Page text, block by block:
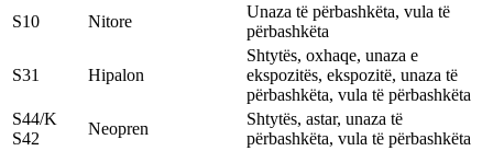
S10
Nitore
Unaza të përbashkëta, vula të
përbashkëta
S31 Hipalon
Shtytës, oxhaqe, unaza e
ekspozitës, ekspozitë, unaza të
përbashkëta, vula të përbashkëta
S44/K
S42
Neopren
Shtytës, astar, unaza të
përbashkëta, vula të përbashkëta